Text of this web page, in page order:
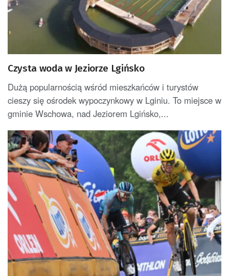
Czysta woda w Jeziorze Lgińsko
Dużą popularnością wśród mieszkańców i turystów
cieszy się ośrodek wypoczynkowy w Lginiu. To miejsce w
gminie Wschowa, nad Jeziorem Lgińsko,...